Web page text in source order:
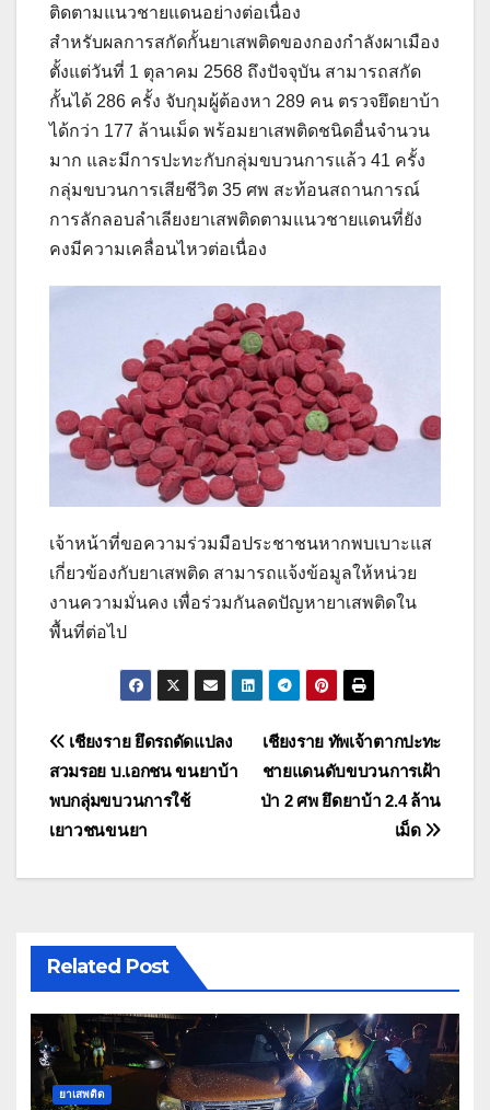
ติดตามแนวชายแดนอย่างต่อเนื่อง
สำหรับผลการสกัดกั้นยาเสพติดของกองกำลังผาเมือง
ตั้งแต่วันที่ 1 ตุลาคม 2568 ถึงปัจจุบัน สามารถสกัด
กั้นได้ 286 ครั้ง จับกุมผู้ต้องหา 289 คน ตรวจยึดยาบ้า
ได้กว่า 177 ล้านเม็ด พร้อมยาเสพติดชนิดอื่นจำนวน
มาก และมีการปะทะกับกลุ่มขบวนการแล้ว 41 ครั้ง
กลุ่มขบวนการเสียชีวิต 35 ศพ สะท้อนสถานการณ์
การลักลอบลำเลียงยาเสพติดตามแนวชายแดนที่ยัง
คงมีความเคลื่อนไหวต่อเนื่อง
เจ้าหน้าที่ขอความร่วมมือประชาชนหากพบเบาะแส
เกี่ยวข้องกับยาเสพติด สามารถแจ้งข้อมูลให้หน่วย
งานความมั่นคง เพื่อร่วมกันลดปัญหายาเสพติดใน
พื้นที่ต่อไป
แนะแนว
เรื่อง
เชียงราย ทัพเจ้าตากปะทะ
ชายแดนดับขบวนการเฝ้า
ป่า 2 ศพ ยึดยาบ้า 2.4 ล้าน
เม็ด
เชียงราย ยึดรถดัดแปลง
สวมรอย บ.เอกชน ขนยาบ้า
พบกลุ่มขบวนการใช้
เยาวชนขนยา
Related Post
ยาเสพติด